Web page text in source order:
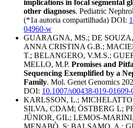
implications in focal segmental
other diagnoses. Pediatric
(*1a autoria compartilhada) DOI:
04960-w
GUARAGNA, MS.; DE
ANNA CRISTINA G.B.;
T.; BELANGERO, V.M.S.;
MELLO, M.P. Promises and
Sequencing Exemplified by a
Family. Mol. Genet Genomics
DOI: 10.1007/s00438-019-01609-
KARLSSON, L.;
SILVA, CDAM; ÖSTBERG L;
JÚNIOR, GIL; LEMOS-
MENABÒ, S; BALSAMO, A.;